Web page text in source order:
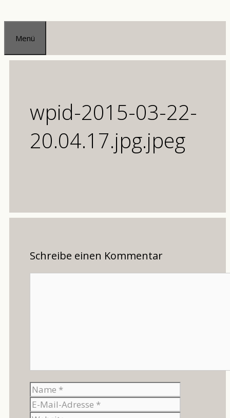
Zum
Inhalt
springen
Menü
wpid-2015-03-22-
20.04.17.jpg.jpeg
Schreibe einen Kommentar
Name
Mail-
Adresse